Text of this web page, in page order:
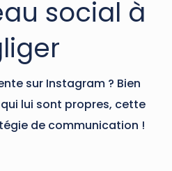
social à
sur Instagram ? Bien
lui sont propres, cette
de communication !